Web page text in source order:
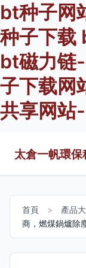
bt种子网
种子下载
bt磁力链
子下载网
共享网站
太倉一帆環
首頁 > 產品
商，燃煤鍋爐除